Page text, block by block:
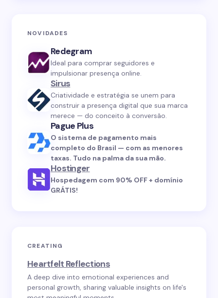
NOVIDADES
Redegram
Ideal para comprar seguidores e
impulsionar presença online.
Sirus
Criatividade e estratégia se unem para
construir a presença digital que sua marca
merece — do conceito à conversão.
Pague Plus
O sistema de pagamento mais
completo do Brasil — com as menores
taxas. Tudo na palma da sua mão.
Hostinger
Hospedagem com 90% OFF + domínio
GRÁTIS!
CREATING
Heartfelt Reflections
A deep dive into emotional experiences and
personal growth, sharing valuable insights on life's